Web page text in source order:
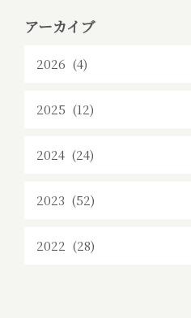
アーカイブ
2026 (4)
2025 (12)
2024 (24)
2023 (52)
2022 (28)